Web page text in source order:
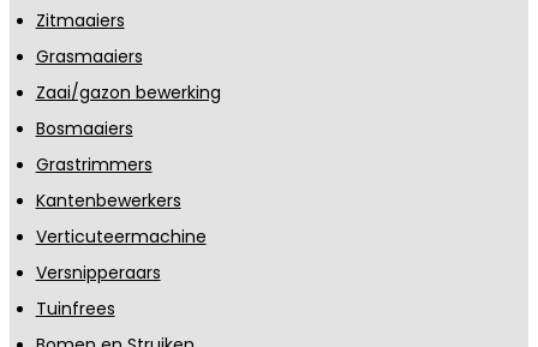
Zitmaaiers
Grasmaaiers
Zaai/gazon bewerking
Bosmaaiers
Grastrimmers
Kantenbewerkers
Verticuteermachine
Versnipperaars
Tuinfrees